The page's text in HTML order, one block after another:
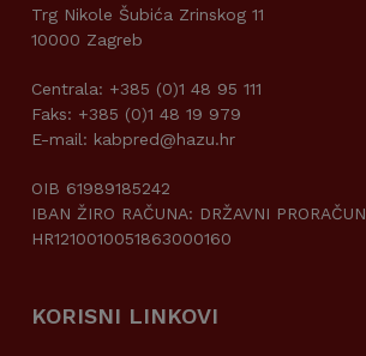
Trg Nikole Šubića Zrinskog 11
10000 Zagreb
Centrala: +385 (0)1 48 95 111
Faks: +385 (0)1 48 19 979
E-mail: kabpred@hazu.hr
OIB 61989185242
IBAN ŽIRO RAČUNA: DRŽAVNI PRORAČUN
HR1210010051863000160
KORISNI LINKOVI